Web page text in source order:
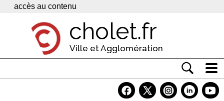
Panneau de gestion des cookies
accès au contenu
cholet.fr
Ville et Agglomération